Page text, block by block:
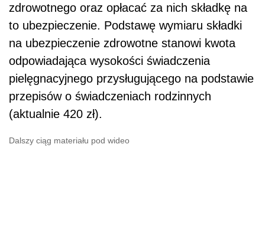
zdrowotnego oraz opłacać za nich składkę na
to ubezpieczenie. Podstawę wymiaru składki
na ubezpieczenie zdrowotne stanowi kwota
odpowiadająca wysokości świadczenia
pielęgnacyjnego przysługującego na podstawie
przepisów o świadczeniach rodzinnych
(aktualnie 420 zł).
Dalszy ciąg materiału pod wideo